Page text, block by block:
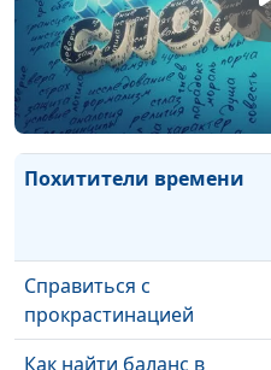
расставляем
приоритеты
Наши привычки
Похитители времени
Справиться с
прокрастинацией
Как найти баланс в